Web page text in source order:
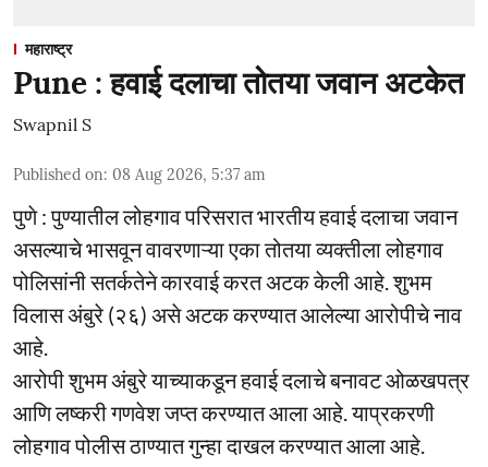
महाराष्ट्र
Pune : हवाई दलाचा तोतया जवान अटकेत
Swapnil S
Published on: 08 Aug 2026, 5:37 am
पुणे : पुण्यातील लोहगाव परिसरात भारतीय हवाई दलाचा जवान
असल्याचे भासवून वावरणाऱ्या एका तोतया व्यक्तीला लोहगाव
पोलिसांनी सतर्कतेने कारवाई करत अटक केली आहे. शुभम
विलास अंबुरे (२६) असे अटक करण्यात आलेल्या आरोपीचे नाव
आहे.
आरोपी शुभम अंबुरे याच्याकडून हवाई दलाचे बनावट ओळखपत्र
आणि लष्करी गणवेश जप्त करण्यात आला आहे. याप्रकरणी
लोहगाव पोलीस ठाण्यात गुन्हा दाखल करण्यात आला आहे.